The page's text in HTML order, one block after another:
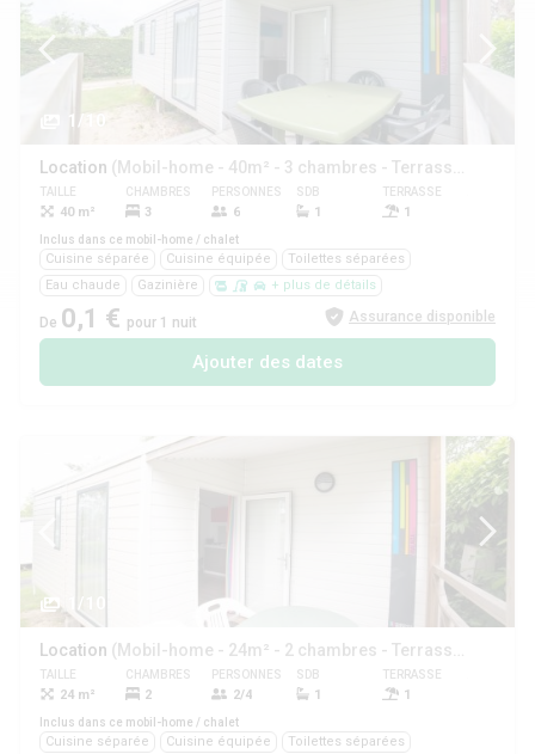
1/10
Location (Mobil-home - 40m² - 3 chambres - Terrasse -)
TAILLE
40 m²
CHAMBRES
3
PERSONNES
6
SDB
1
TERRASSE
1
Inclus dans ce mobil-home / chalet
Cuisine séparée Cuisine équipée
Toilettes séparées
Eau chaude
Gazinière + plus de détails
De 0,1 € pour 1 nuit Assurance disponible
Ajouter des dates
1/10
Location (Mobil-home - 24m² - 2 chambres - Terrasse -)
TAILLE
24 m²
CHAMBRES
2
PERSONNES
2/4
SDB
1
TERRASSE
1
Inclus dans ce mobil-home / chalet
Cuisine séparée Cuisine équipée
Toilettes séparées